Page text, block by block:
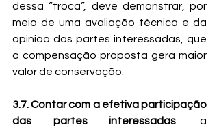
dessa “troca”, deve demonstrar, por
meio de uma avaliação técnica e da
opinião das partes interessadas, que
a compensação proposta gera maior
valor de conservação.
3.7. Contar com a efetiva participação
das partes interessadas: a